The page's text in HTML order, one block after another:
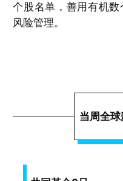
个股名单，善用有机
风险管理。
当周全